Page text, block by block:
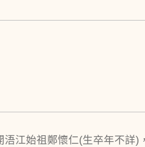
江始祖鄭懷仁(生卒年不詳)